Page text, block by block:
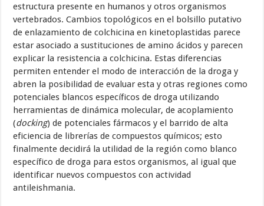
estructura presente en humanos y otros organismos
vertebrados. Cambios topológicos en el bolsillo putativo
de enlazamiento de colchicina en kinetoplastidas parece
estar asociado a sustituciones de amino ácidos y parecen
explicar la resistencia a colchicina. Estas diferencias
permiten entender el modo de interacción de la droga y
abren la posibilidad de evaluar esta y otras regiones como
potenciales blancos específicos de droga utilizando
herramientas de dinámica molecular, de acoplamiento
(docking) de potenciales fármacos y el barrido de alta
eficiencia de librerías de compuestos químicos; esto
finalmente decidirá la utilidad de la región como blanco
específico de droga para estos organismos, al igual que
identificar nuevos compuestos con actividad
antileishmania.